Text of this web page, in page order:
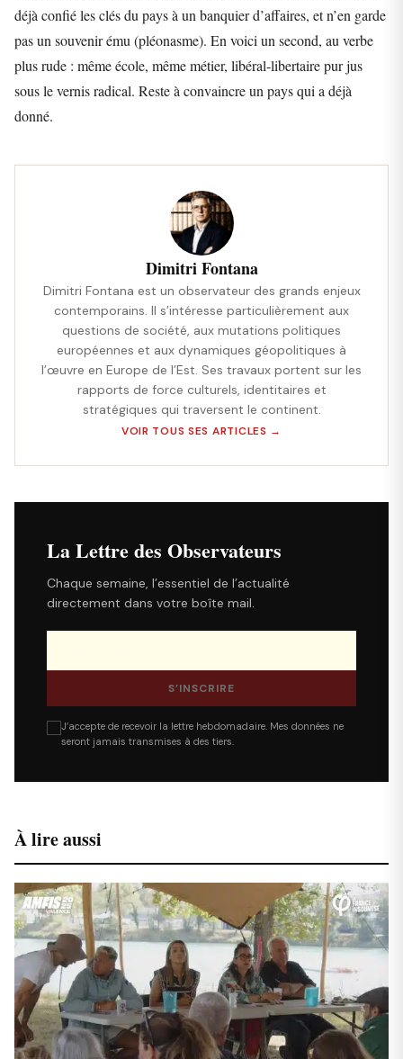
déjà confié les clés du pays à un banquier d’affaires, et n’en garde
pas un souvenir ému (pléonasme). En voici un second, au verbe
plus rude : même école, même métier, libéral-libertaire pur jus
sous le vernis radical. Reste à convaincre un pays qui a déjà
donné.
Dimitri Fontana
Dimitri Fontana est un observateur des grands enjeux
contemporains. Il s’intéresse particulièrement aux
questions de société, aux mutations politiques
européennes et aux dynamiques géopolitiques à
l’œuvre en Europe de l’Est. Ses travaux portent sur les
rapports de force culturels, identitaires et
stratégiques qui traversent le continent.
VOIR TOUS SES ARTICLES →
La Lettre des Observateurs
Chaque semaine, l’essentiel de l’actualité
directement dans votre boîte mail.
S’INSCRIRE
J’accepte de recevoir la lettre hebdomadaire. Mes données ne
seront jamais transmises à des tiers.
À lire aussi